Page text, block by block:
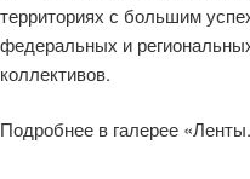
территориях с большим
федеральных и
коллективов.
Подробнее в галерее